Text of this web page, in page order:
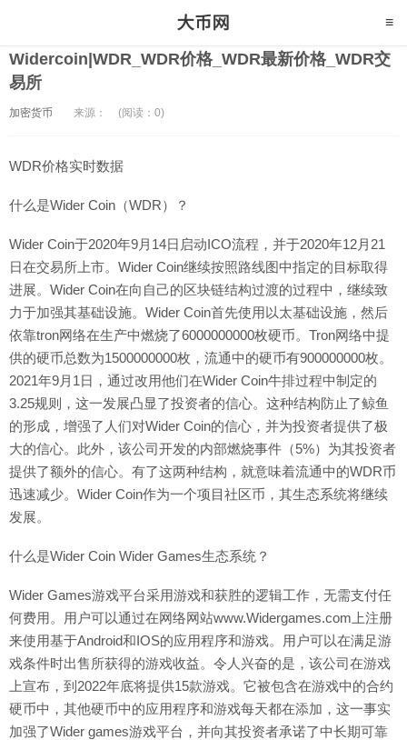
Widercoin|WDR_WDR价格_WDR最新价格_WDR交
易所
加密货币 来源： (阅读：0)
WDR价格实时数据
什么是Wider Coin（WDR）？
Wider Coin于2020年9月14日启动ICO流程，并于2020年12月21
日在交易所上市。Wider Coin继续按照路线图中指定的目标取得
进展。Wider Coin在向自己的区块链结构过渡的过程中，继续致
力于加强其基础设施。Wider Coin首先使用以太基础设施，然后
依靠tron网络在生产中燃烧了6000000000枚硬币。Tron网络中提
供的硬币总数为1500000000枚，流通中的硬币有900000000枚。
2021年9月1日，通过改用他们在Wider Coin牛排过程中制定的
3.25规则，这一发展凸显了投资者的信心。这种结构防止了鲸鱼
的形成，增强了人们对Wider Coin的信心，并为投资者提供了极
大的信心。此外，该公司开发的内部燃烧事件（5%）为其投资者
提供了额外的信心。有了这两种结构，就意味着流通中的WDR币
迅速减少。Wider Coin作为一个项目社区币，其生态系统将继续
发展。
什么是Wider Coin Wider Games生态系统？
Wider Games游戏平台采用游戏和获胜的逻辑工作，无需支付任
何费用。用户可以通过在网络网站www.Widergames.com上注册
来使用基于Android和IOS的应用程序和游戏。用户可以在满足游
戏条件时出售所获得的游戏收益。令人兴奋的是，该公司在游戏
上宣布，到2022年底将提供15款游戏。它被包含在游戏中的合约
硬币中，其他硬币中的应用程序和游戏每天都在添加，这一事实
加强了Wider games游戏平台，并向其投资者承诺了中长期可靠